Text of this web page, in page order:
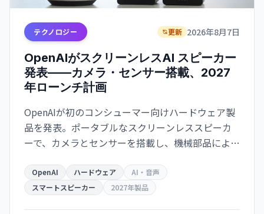
テクノロジー 更新 2026年8月7日
OpenAIがスクリーンレスAI スピーカー
発表——カメラ・センサー搭載、2027
年ローンチ計画
OpenAIが初のコンシューマー向けハードウェア製
品を発表。ポータブルなスクリーンレススピーカ
ーで、カメラとセンサーを搭載し、機械部品によ
GPT-Liveで自然な会話を実現、2027年発売予定。
Apple訴訟が発売に影響する可能性。
OpenAI ハードウェア
AI・音声
スマートスピーカー
2027年製品